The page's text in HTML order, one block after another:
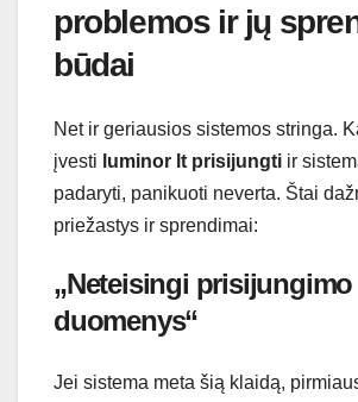
problemos ir jų
būdai
Net ir geriausios sistemos stringa.
įvesti luminor lt prisijungti ir
padaryti, panikuoti neverta. Štai
priežastys ir sprendimai:
„Neteisingi prisijungimo
duomenys“
Jei sistema meta šią klaidą,